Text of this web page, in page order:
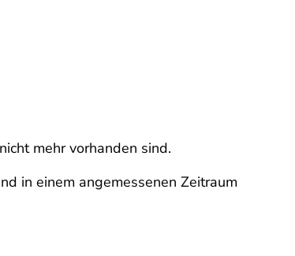
mehr vorhanden sind.
in einem angemessenen Zeitraum